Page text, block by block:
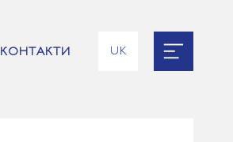
КОНТАКТИ UK